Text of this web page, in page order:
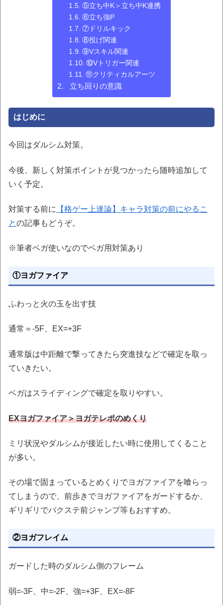
⑤立ち中K＞立ち中K連携
⑥立ち強P
⑦ドリルキック
⑧投げ関連
⑨Vスキル関連
⑩Vトリガー関連
⑪クリティカルアーツ
立ち回りの意識
はじめに
今回はダルシム対策。
今後、新しく対策ポイントが見つかったら随時追加して
いく予定。
対策する前に
【格ゲー上達論】キャラ対策の前にやるこ
との記事もどうぞ。
※筆者ベガ使いなのでベガ用対策あり
①ヨガファイア
ふわっと火の玉を出す技
通常＝-5F、EX=+3F
通常版は中距離で撃ってきたら突進技などで確定を取っ
ていきたい。
ベガはスライディングで確定を取りやすい。
EXヨガファイア＞ヨガテレポのめくり
ミリ状況やダルシムが接近したい時に使用してくること
が多い。
その場で固まっているとめくりでヨガファイアを喰らっ
てしまうので、前歩きでヨガファイアをガードするか、
ギリギリでバクステ前ジャンプ等もおすすめ。
②ヨガフレイム
ガードした時のダルシム側のフレーム
弱=-3F、中=-2F、強=+3F、EX=-8F